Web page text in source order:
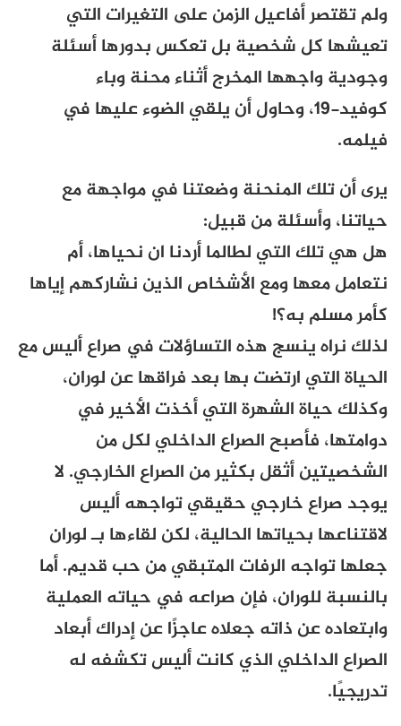
ولم تقتصر أفاعيل الزمن على التغيرات التي
تعيشها كل شخصية بل تعكس بدورها أسئلة
وجودية واجهها المخرج أثناء محنة وباء
كوفيد-19، وحاول أن يلقي الضوء عليها في
فيلمه.
يرى أن تلك المنحنة وضعتنا في مواجهة مع
حياتنا، وأسئلة من قبيل:
هل هي تلك التي لطالما أردنا ان نحياها، أم
نتعامل معها ومع الأشخاص الذين نشاركهم إياها
كأمر مسلم به؟!
لذلك نراه ينسج هذه التساؤلات في صراع أليس مع
الحياة التي ارتضت بها بعد فراقها عن لوران،
وكذلك حياة الشهرة التي أخذت الأخير في
دوامتها، فأصبح الصراع الداخلي لكل من
الشخصيتين أثقل بكثير من الصراع الخارجي. لا
يوجد صراع خارجي حقيقي تواجهه أليس
لاقتناعها بحياتها الحالية، لكن لقاءها بـ لوران
جعلها تواجه الرفات المتبقي من حب قديم. أما
بالنسبة للوران، فإن صراعه في حياته العملية
وابتعاده عن ذاته جعلاه عاجزًا عن إدراك أبعاد
الصراع الداخلي الذي كانت أليس تكشفه له
تدريجيًا.